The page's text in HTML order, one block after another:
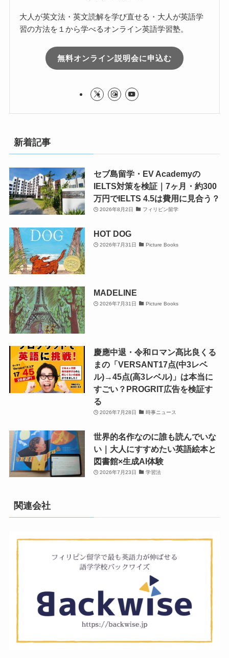
大人が英文法・英文読解を学び直せる・大人が英語学
習の方法を１から学べるオンライン英語学習塾。
無料オンライン説明会に申込む
新着記事
セブ島留学・EV Academyの
IELTS対策を検証｜7ヶ月・約300
万円でIELTS 4.5は費用に見合う？
2026年8月2日 フィリピン留学
HOT DOG
2026年7月31日 Picture Books
MADELINE
2026年7月31日 Picture Books
慶應中退・令和ロマン髙比良くる
まの「VERSANT17点(中3レベ
ル)→45点(高3レベル)」は本当に
すごい？PROGRIT広告を検証す
る
2026年7月28日 時事ニュース
世界的名作なのに誰も読んでいな
い｜大人にすすめたい英語絵本と
図書館×生成AI体験
2026年7月23日 学習法
関連会社